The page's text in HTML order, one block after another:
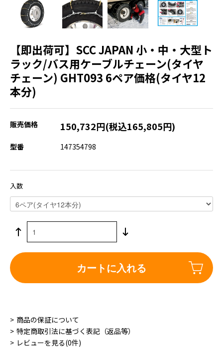
【即出荷可】SCC JAPAN 小・中・大型ト
ラック/バス用ケーブルチェーン(タイヤ
チェーン) GHT093 6ペア価格(タイヤ12
本分)
販売価格 150,732円(税込165,805円)
型番 147354798
入数
カートに入れる
商品の保証について
特定商取引法に基づく表記（返品等）
レビューを見る(0件)